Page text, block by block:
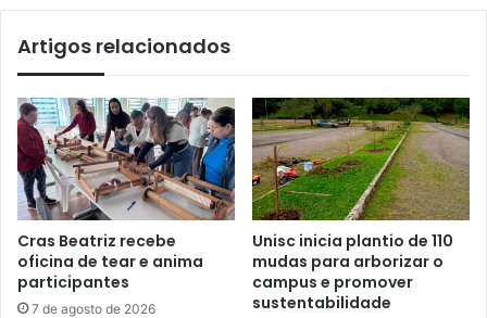
Artigos relacionados
Cras Beatriz recebe
oficina de tear e anima
participantes
7 de agosto de 2026
Unisc inicia plantio de 110
mudas para arborizar o
campus e promover
sustentabilidade